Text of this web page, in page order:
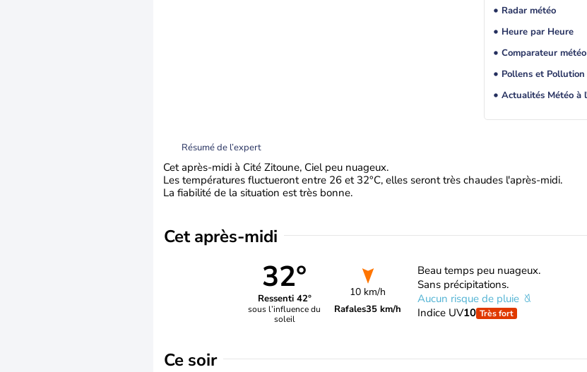
Radar météo
Heure par Heure
Comparateur météo
Pollens et Pollution
Résumé de l’expert
Cet après-midi à Cité Zitoune, Ciel peu nuageux.
Les températures fluctueront entre 26 et 32°C, elles seront très chaudes l'après-midi.
La fiabilité de la situation est très bonne.
Cet après-midi
32°
Ressenti 42°
sous l’influence du
soleil
10 km/h
Rafales35 km/h
Beau temps peu nuageux.
Sans précipitations.
Aucun risque de pluie
Indice UV10 Très fort
Ce soir